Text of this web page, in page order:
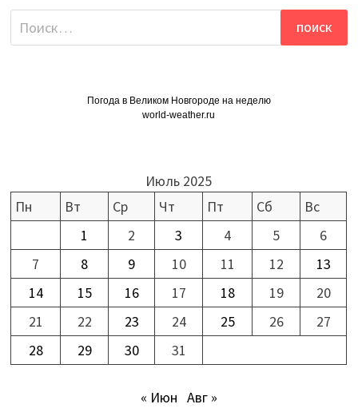
Найти:
Погода в Великом Новгороде на неделю
world-weather.ru
Июль 2025
Пн
Вт Ср Чт Пт Сб
Вс
1
2 3 4 5
6
7
8 9 10 11 12
13
14
15 16 17 18 19
20
21
22 23 24 25 26
27
28
29 30 31
« Июн Авг »